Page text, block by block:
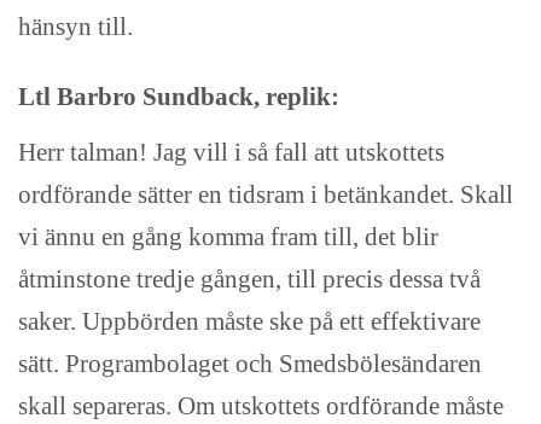
hänsyn till.
Ltl Barbro Sundback, replik:
Herr talman! Jag vill i så fall att utskottets
ordförande sätter en tidsram i betänkandet. Skall
vi ännu en gång komma fram till, det blir
åtminstone tredje gången, till precis dessa två
saker. Uppbörden måste ske på ett effektivare
sätt. Programbolaget och Smedsbölesändaren
skall separeras. Om utskottets ordförande måste